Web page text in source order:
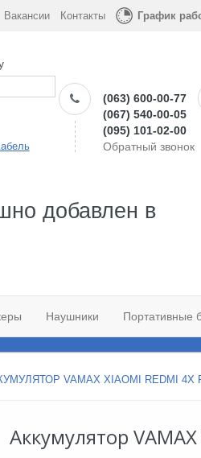
Вакансии Контакты График
(063) 600-00-77
(067) 540-00-05
(095) 101-02-00
Обратный звонок
добавлен в
Наушники Портативные
VAMAX XIAOMI REDMI 4X
Аккумулятор